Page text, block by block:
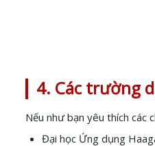
4. Các trường
Nếu như bạn yêu thích các
Đại học Ứng dụng